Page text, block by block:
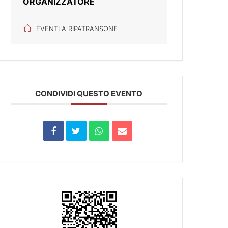
EVENTI A RIPATRANSONE
CONDIVIDI QUESTO EVENTO